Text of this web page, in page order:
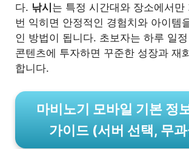
다. 낚시는 특정 시간대와 장소에서만
번 익히면 안정적인 경험치와 아이템
인 방법이 됩니다. 초보자는 하루 일
콘텐츠에 투자하면 꾸준한 성장과 재
합니다.
마비노기 모바일 기본 정
가이드 (서버 선택, 무